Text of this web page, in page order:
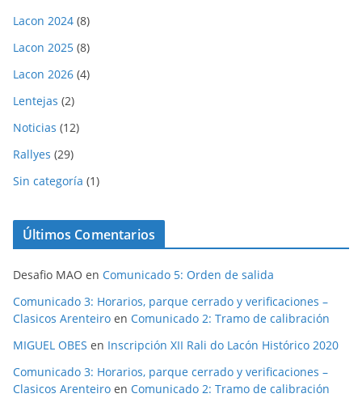
Lacon 2024 (8)
Lacon 2025 (8)
Lacon 2026 (4)
Lentejas (2)
Noticias (12)
Rallyes (29)
Sin categoría (1)
Últimos Comentarios
Desafio MAO en Comunicado 5: Orden de salida
Comunicado 3: Horarios, parque cerrado y verificaciones –
Clasicos Arenteiro en Comunicado 2: Tramo de calibración
MIGUEL OBES en Inscripción XII Rali do Lacón Histórico 2020
Comunicado 3: Horarios, parque cerrado y verificaciones –
Clasicos Arenteiro en Comunicado 2: Tramo de calibración